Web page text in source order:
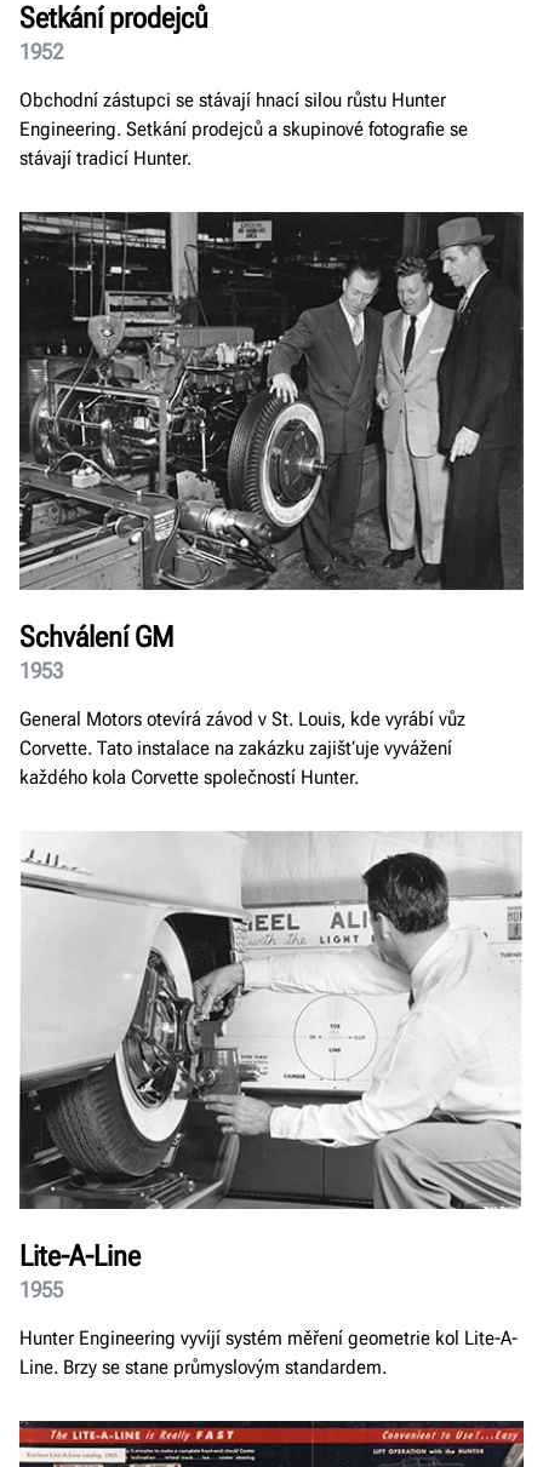
Setkání prodejců
1952
Obchodní zástupci se stávají hnací silou růstu Hunter
Engineering. Setkání prodejců a skupinové fotografie se
stávají tradicí Hunter.
Schválení GM
1953
General Motors otevírá závod v St. Louis, kde vyrábí vůz
Corvette. Tato instalace na zakázku zajišťuje vyvážení
každého kola Corvette společností Hunter.
Lite-A-Line
1955
Hunter Engineering vyvíjí systém měření geometrie kol Lite-A-
Line. Brzy se stane průmyslovým standardem.